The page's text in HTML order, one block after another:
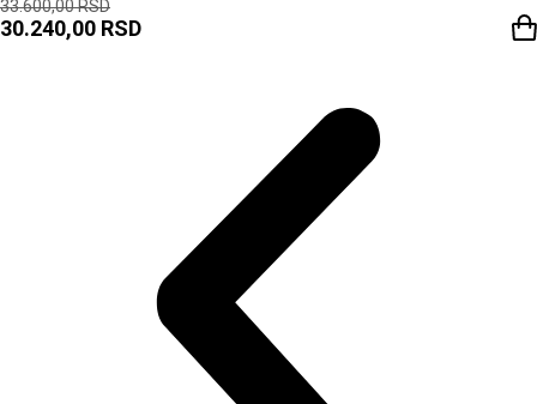
33.600,00RSD
30.240,00 RSD